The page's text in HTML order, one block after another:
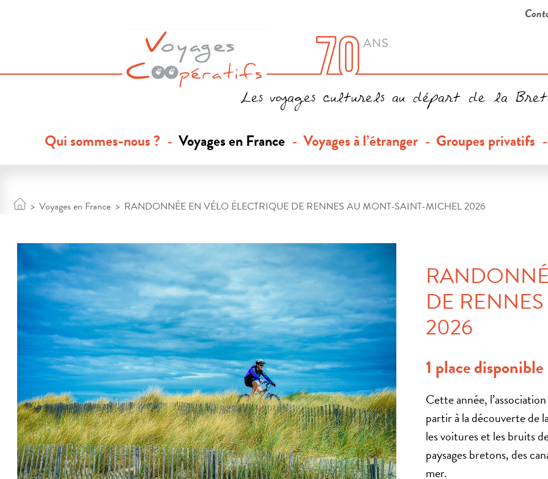
Les voyages culturels au départ de la
Qui sommes-nous ? Voyages en France Voyages à l’étranger Groupes privatifs
> Voyages en France > RANDONNÉE EN VÉLO ÉLECTRIQUE DE RENNES AU MONT-SAINT-MICHEL 2026
DE
2026
1 place disponible
Cette année,
partir à la découverte de
les voitures et les bruits
paysages bretons, des
mer.